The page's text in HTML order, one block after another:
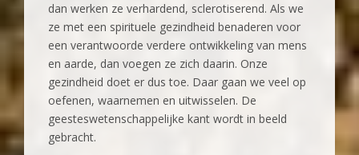
dan werken ze verhardend, sclerotiserend. Als we
ze met een spirituele gezindheid benaderen voor
een verantwoorde verdere ontwikkeling van mens
en aarde, dan voegen ze zich daarin. Onze
gezindheid doet er dus toe. Daar gaan we veel op
oefenen, waarnemen en uitwisselen. De
geesteswetenschappelijke kant wordt in beeld
gebracht.